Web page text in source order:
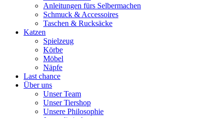
Anleitungen fürs Selbermachen
Schmuck & Accessoires
Taschen & Rucksäcke
Katzen
Spielzeug
Körbe
Möbel
Näpfe
Last chance
Über uns
Unser Team
Unser Tiershop
Unsere Philosophie